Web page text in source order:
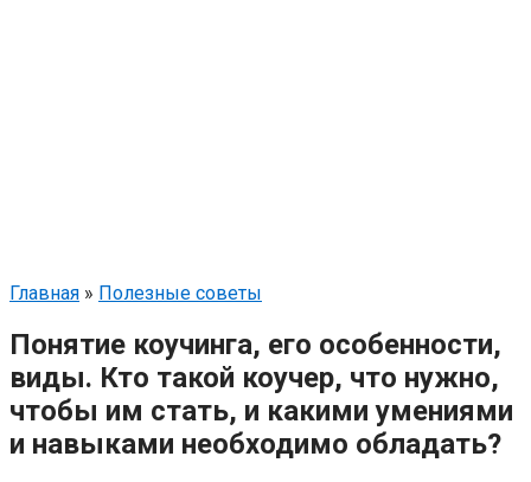
Главная » Полезные советы
Понятие коучинга, его особенности,
виды. Кто такой коучер, что нужно,
чтобы им стать, и какими умениями
и навыками необходимо обладать?